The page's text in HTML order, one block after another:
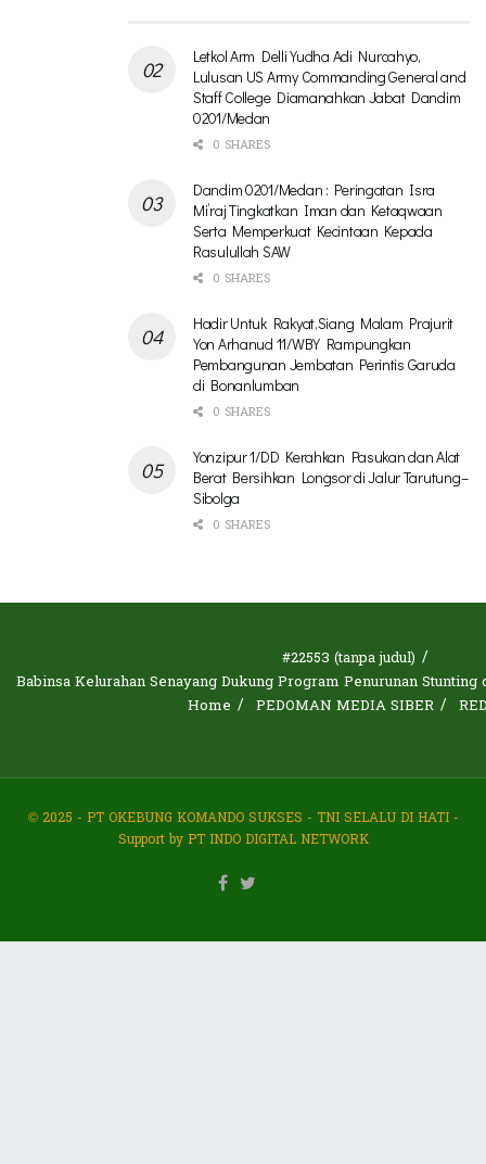
Letkol Arm Delli Yudha Adi Nurcahyo,
Lulusan US Army Commanding General and
Staff College Diamanahkan Jabat Dandim
0201/Medan
0 SHARES
Dandim 0201/Medan : Peringatan Isra
Mi’raj Tingkatkan Iman dan Ketaqwaan
Serta Memperkuat Kecintaan Kepada
Rasulullah SAW
0 SHARES
Hadir Untuk Rakyat,Siang Malam Prajurit
Yon Arhanud 11/WBY Rampungkan
Pembangunan Jembatan Perintis Garuda
di Bonanlumban
0 SHARES
Yonzipur 1/DD Kerahkan Pasukan dan Alat
Berat Bersihkan Longsor di Jalur Tarutung–
Sibolga
0 SHARES
#22553 (tanpa judul)
Babinsa Kelurahan Senayang Dukung Program Penurunan
Home
PEDOMAN MEDIA SIBER
© 2025 - PT OKEBUNG KOMANDO SUKSES - TNI SELALU DI HATI -
Support by PT INDO DIGITAL NETWORK